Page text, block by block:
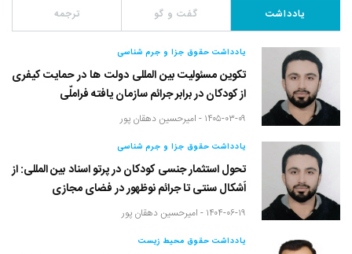
یادداشت گفت و گو ترجمه
یادداشت حقوق جزا و جرم شناسی
تکوین مسئولیت بین المللی دولت ها در حمایت کیفری
از کودکان در برابر جرائم سازمان یافته فراملّی
۱۴۰۵-۰۳-۰۹ - امیرحسین دهقان پور
یادداشت حقوق جزا و جرم شناسی
تحول استثمار جنسی کودکان در پرتو اسناد بین المللی: از
اَشکال سنتی تا جرائم نوظهور در فضای مجازی
۱۴۰۴-۰۶-۱۹ - امیرحسین دهقان پور
یادداشت حقوق محیط زیست